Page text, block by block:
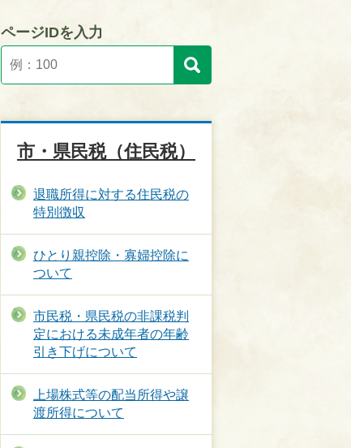
ページIDを入力
市・県民税（住民税）
退職所得に対する住民税の
特別徴収
ひとり親控除・寡婦控除に
ついて
市民税・県民税の非課税判
定における未成年者の年齢
引き下げについて
上場株式等の配当所得や譲
渡所得について